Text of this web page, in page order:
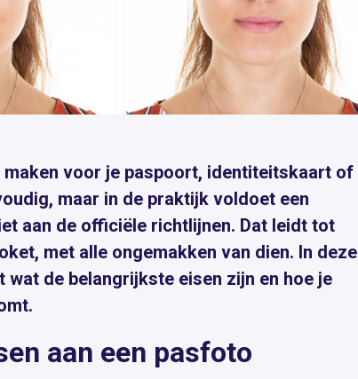
maken voor je paspoort, identiteitskaart of
maar in de praktijk voldoet een
aan de officiële richtlijnen. Dat leidt tot
met alle ongemakken van dien. In deze
wat de belangrijkste eisen zijn en hoe je
aan een pasfoto